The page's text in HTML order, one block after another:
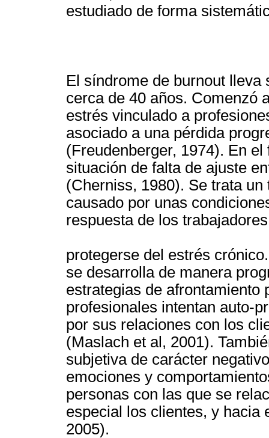
estudiado de forma
El síndrome de burnout lleva
cerca de 40 años. Comenzó
estrés vinculado a
asociado a una pérdida
(Freudenberger, 1974). En
situación de falta de ajuste
(Cherniss, 1980). Se trata
causado por unas
respuesta de los
protegerse del estrés
se desarrolla de manera
estrategias de afrontamiento
profesionales intentan auto-
por sus relaciones con los
(Maslach et al, 2001).
subjetiva de carácter
emociones y
personas con las que se
especial los clientes, y hacia
2005).